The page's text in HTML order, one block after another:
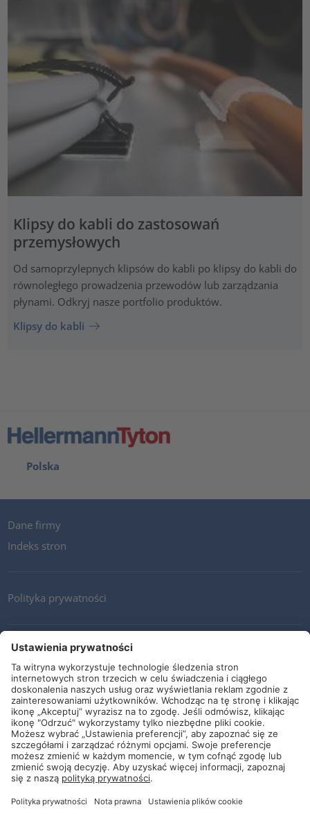
Klipsy do kabli do zastosowań
przemysłowych
Od samoprzylepnych klipsów do kabli po klipsy do kabli do
równoległego prowadzenia przewodów lub zarządzania
płynami. Odkryj nasze portfolio produktów.
Klipsy do kabli
Polska
Dane firmy
Indeks stron
Polityka prywatności
Kontakt
Newsletter
Ogólne warunki i dostawy
Wytyczne i zobowiązania
Media społecznościowe